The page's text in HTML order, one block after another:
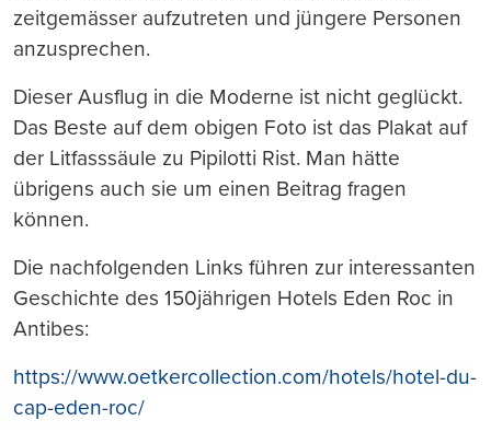
zeitgemässer aufzutreten und jüngere Personen
anzusprechen.
Dieser Ausflug in die Moderne ist nicht geglückt.
Das Beste auf dem obigen Foto ist das Plakat auf
der Litfasssäule zu Pipilotti Rist. Man hätte
übrigens auch sie um einen Beitrag fragen
können.
Die nachfolgenden Links führen zur interessanten
Geschichte des 150jährigen Hotels Eden Roc in
Antibes:
https://www.oetkercollection.com/hotels/hotel-du-
cap-eden-roc/